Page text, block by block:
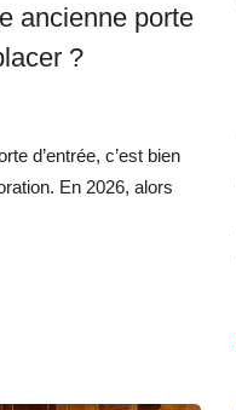
ancienne porte
?
d’entrée, c’est bien
En 2026, alors